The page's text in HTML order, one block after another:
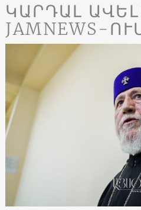
ԿԱՐԴԱԼ
JAMNEWS-